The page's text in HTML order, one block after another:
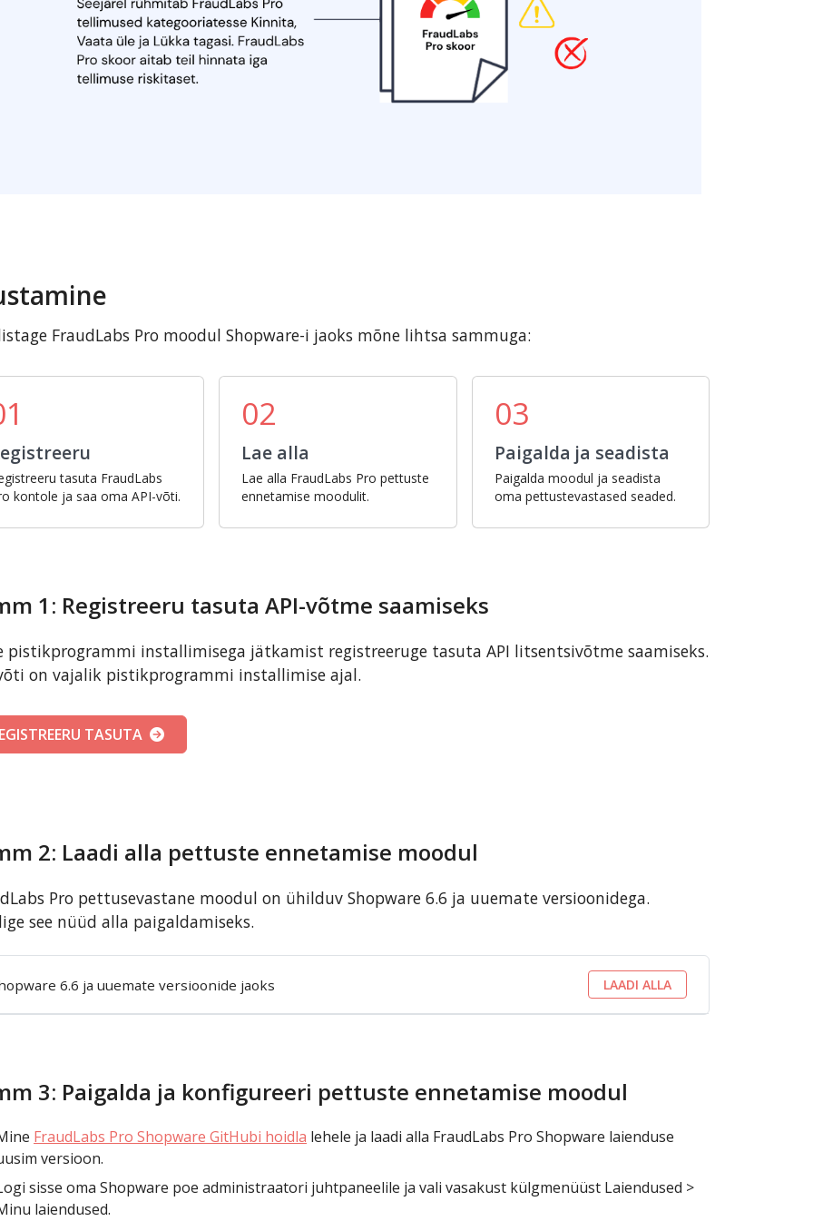
FraudLabs Pro moodul Shopware-i jaoks mõne lihtsa sammuga:
tasuta FraudLabs
kontole ja saa oma API-võti.
02
Lae alla
Lae alla FraudLabs Pro pettuste
ennetamise moodulit.
03
Paigalda ja seadista
Paigalda moodul ja seadista
oma pettustevastased seaded.
1: Registreeru tasuta API-võtme saamiseks
pistikprogrammi installimisega jätkamist registreeruge tasuta API litsentsivõtme saamiseks.
on vajalik pistikprogrammi installimise ajal.
TASUTA
2: Laadi alla pettuste ennetamise moodul
Pro pettusevastane moodul on ühilduv Shopware 6.6 ja uuemate versioonidega.
see nüüd alla paigaldamiseks.
6.6 ja uuemate versioonide jaoks LAADI ALLA
3: Paigalda ja konfigureeri pettuste ennetamise moodul
FraudLabs Pro Shopware GitHubi hoidla lehele ja laadi alla FraudLabs Pro Shopware laienduse
versioon.
sisse oma Shopware poe administraatori juhtpaneelile ja vali vasakust külgmenüüst Laiendused >
laiendused.